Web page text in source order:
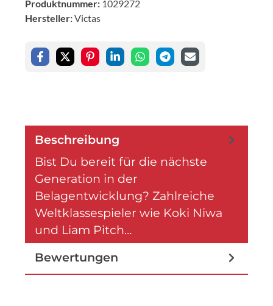
Produktnummer: 1029272
Hersteller:Victas
Beschreibung
Bist Du bereit für die nächste
Generation in der
Belagentwicklung? Zahlreiche
Weltklassespieler wie Koki Niwa
und Liam Pitch…
Bewertungen